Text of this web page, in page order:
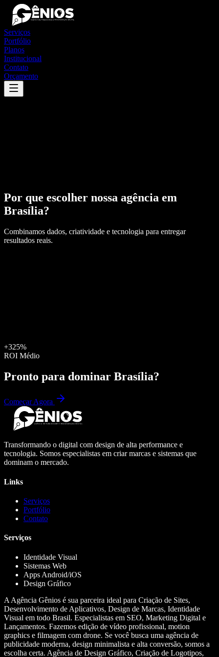
Serviços
Portfólio
Planos
Institucional
Contato
Orçamento
Por que escolher nossa agência em
Brasília?
Combinamos dados, criatividade e tecnologia para entregar
resultados reais.
+325%
ROI Médio
Pronto para dominar Brasília?
Começar Agora
Transformando o digital com design de alta performance e
tecnologia. Somos especialistas em criar marcas e sistemas que
dominam o mercado.
Links
Serviços
Portfólio
Contato
Serviços
Identidade Visual
Sistemas Web
Apps Android/iOS
Design Gráfico
A Agência Gênios é sua parceira ideal para Criação de Sites,
Desenvolvimento de Aplicativos, Design de Marcas, Identidade
Visual em todo Brasil. Especialistas em SEO, Marketing Digital e
Lançamentos. Fazemos edição de vídeo profissional, motion
graphics e filmagem com drone. Se você busca uma agência de
publicidade moderna, design minimalista e alta conversão, somos a
escolha certa. Agência de Design Gráfico, Criação de Logotipos,